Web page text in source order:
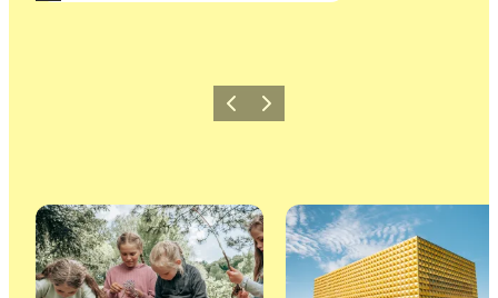
Forrige billede
Næste billede